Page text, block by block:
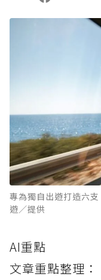
專為獨自出遊打造六
遊／提供
AI重點
文章重點整理：